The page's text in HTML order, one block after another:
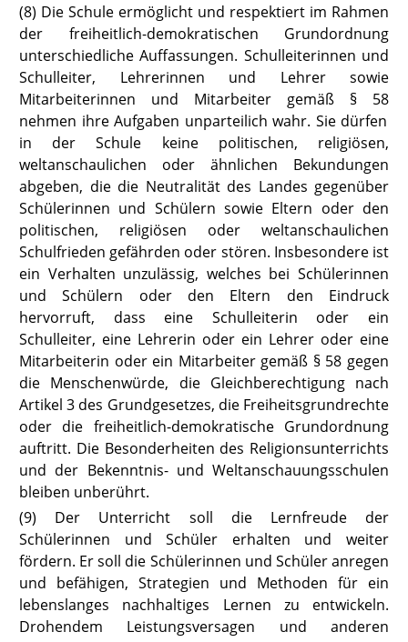
(8) Die Schule ermöglicht und respektiert im Rahmen
der freiheitlich-demokratischen Grundordnung
unterschiedliche Auffassungen. Schulleiterinnen und
Schulleiter, Lehrerinnen und Lehrer sowie
Mitarbeiterinnen und Mitarbeiter gemäß § 58
nehmen ihre Aufgaben unparteilich wahr. Sie dürfen
in der Schule keine politischen, religiösen,
weltanschaulichen oder ähnlichen Bekundungen
abgeben, die die Neutralität des Landes gegenüber
Schülerinnen und Schülern sowie Eltern oder den
politischen, religiösen oder weltanschaulichen
Schulfrieden gefährden oder stören. Insbesondere ist
ein Verhalten unzulässig, welches bei Schülerinnen
und Schülern oder den Eltern den Eindruck
hervorruft, dass eine Schulleiterin oder ein
Schulleiter, eine Lehrerin oder ein Lehrer oder eine
Mitarbeiterin oder ein Mitarbeiter gemäß § 58 gegen
die Menschenwürde, die Gleichberechtigung nach
Artikel 3 des Grundgesetzes, die Freiheitsgrundrechte
oder die freiheitlich-demokratische Grundordnung
auftritt. Die Besonderheiten des Religionsunterrichts
und der Bekenntnis- und Weltanschauungsschulen
bleiben unberührt.
(9) Der Unterricht soll die Lernfreude der
Schülerinnen und Schüler erhalten und weiter
fördern. Er soll die Schülerinnen und Schüler anregen
und befähigen, Strategien und Methoden für ein
lebenslanges nachhaltiges Lernen zu entwickeln.
Drohendem Leistungsversagen und anderen